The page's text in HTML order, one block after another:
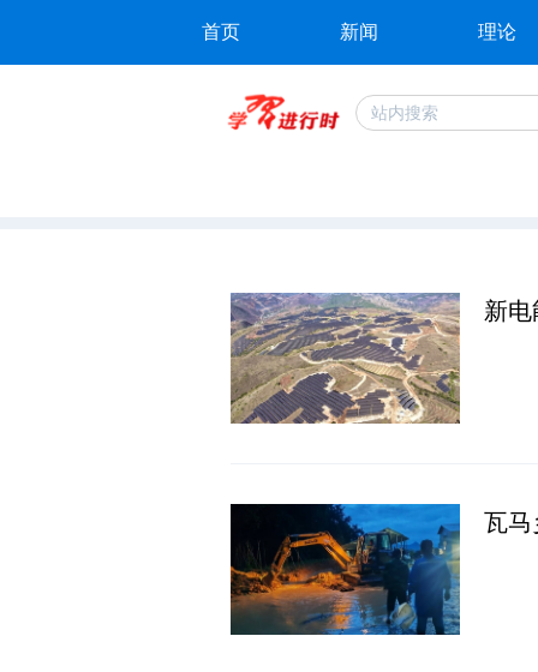
首页 新闻 理论
新
瓦马